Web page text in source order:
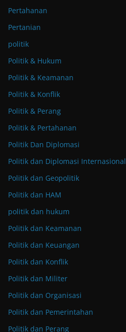
Pertahanan
Pertanian
politik
Politik & Hukum
Politik & Keamanan
Politik & Konflik
Politik & Perang
Politik & Pertahanan
Politik Dan Diplomasi
Politik dan Diplomasi Internasional
Politik dan Geopolitik
Politik dan HAM
politik dan hukum
Politik dan Keamanan
Politik dan Keuangan
Politik dan Konflik
Politik dan Militer
Politik dan Organisasi
Politik dan Pemerintahan
Politik dan Perang